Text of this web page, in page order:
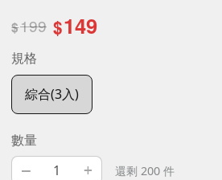
$199 $149
規格
綜合(3入)
數量
– + 還剩 200 件